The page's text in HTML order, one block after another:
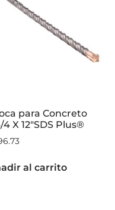
para Concreto
X 12″SDS Plus®
al carrito